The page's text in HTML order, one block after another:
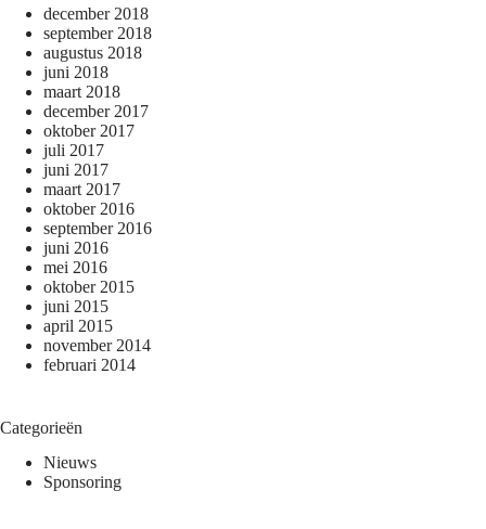
december 2018
september 2018
augustus 2018
juni 2018
maart 2018
december 2017
oktober 2017
juli 2017
juni 2017
maart 2017
oktober 2016
september 2016
juni 2016
mei 2016
oktober 2015
juni 2015
april 2015
november 2014
februari 2014
Categorieën
Nieuws
Sponsoring